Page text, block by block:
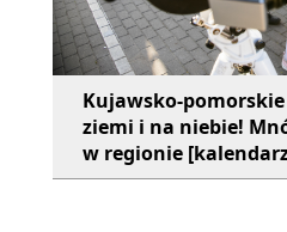
Kujawsko-
ziemi i na niebie!
w regionie